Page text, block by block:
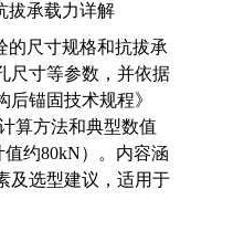
拔承载力详解
的尺寸规格和抗拔承
尺寸等参数，并依据
锚固技术规程》
算方法和典型数值
值约80kN）。内容涵
及选型建议，适用于